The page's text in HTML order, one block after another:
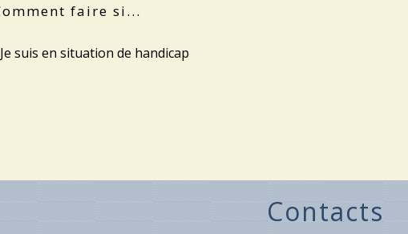
faire si...
Je suis en situation de handicap
Contacts